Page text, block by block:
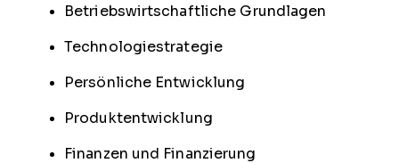
Betriebswirtschaftliche Grundlagen
Technologiestrategie
Persönliche Entwicklung
Produktentwicklung
Finanzen und Finanzierung